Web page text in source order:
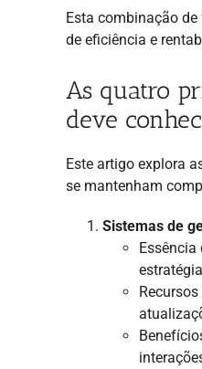
Esta combinação
de eficiência e
As quatro
deve
Este artigo explora
se mantenham
Sistemas de